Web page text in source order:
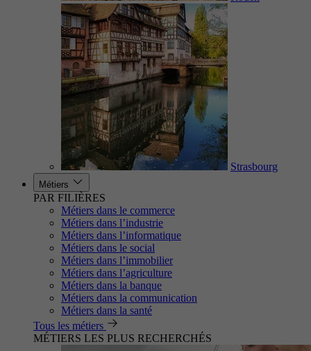
Strasbourg
Métiers
PAR FILIÈRES
Métiers dans le commerce
Métiers dans l’industrie
Métiers dans l’informatique
Métiers dans le social
Métiers dans l’immobilier
Métiers dans l’agriculture
Métiers dans la banque
Métiers dans la communication
Métiers dans la santé
Tous les métiers
MÉTIERS LES PLUS RECHERCHÉS